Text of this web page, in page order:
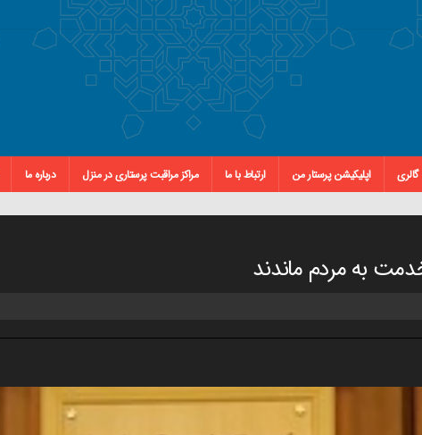
گالری اپلیکیشن پرستار من ارتباط با ما مراکز مراقبت پرستاری در منزل درباره ما
به مردم ماندند